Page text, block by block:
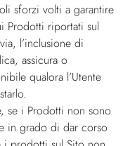
sforzi volti a garantire
Prodotti riportati sul
l’inclusione di
assicura o
qualora l’Utente
se i Prodotti non sono
in grado di dar corso